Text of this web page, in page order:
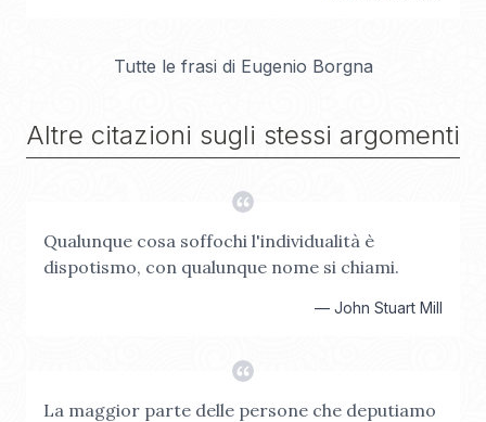
Tutte le frasi di Eugenio Borgna
Altre citazioni sugli stessi argomenti
Qualunque cosa soffochi l'individualità è
dispotismo, con qualunque nome si chiami.
— John Stuart Mill
La maggior parte delle persone che deputiamo